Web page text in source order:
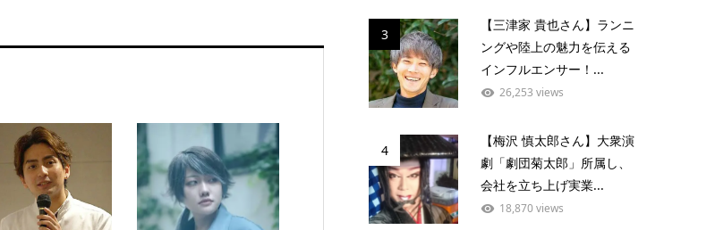
3
【三津家 貴也さん】ランニ
ングや陸上の魅力を伝える
インフルエンサー！...
26,253 views
4
【梅沢 慎太郎さん】大衆演
劇「劇団菊太郎」所属し、
会社を立ち上げ実業...
18,870 views